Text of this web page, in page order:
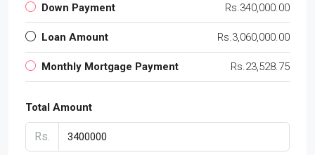
Down Payment Rs.340,000.00
Loan Amount Rs.3,060,000.00
Monthly Mortgage Payment Rs.23,528.75
Total Amount
Rs.